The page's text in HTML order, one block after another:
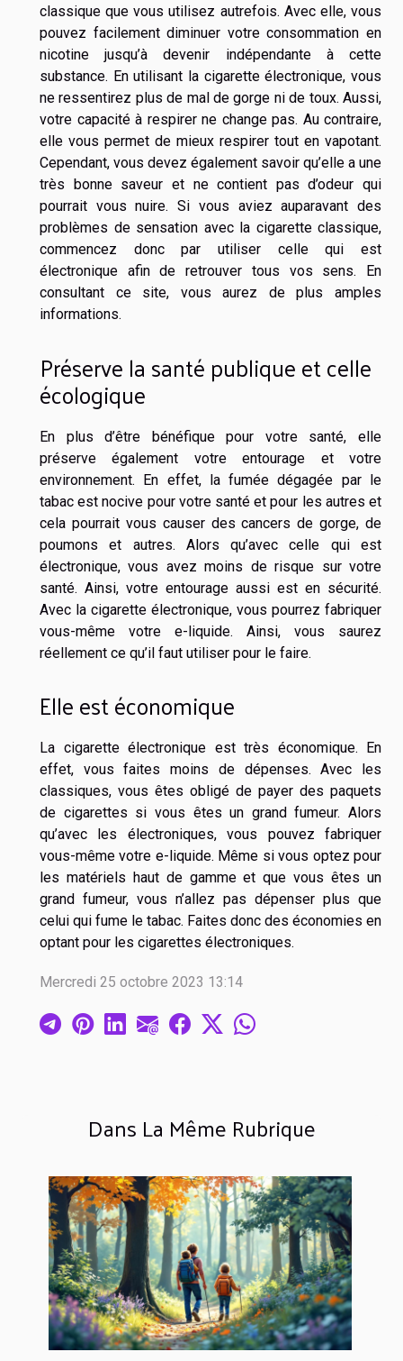
Dans La Même Rubrique
classique que vous utilisez autrefois. Avec elle, vous
pouvez facilement diminuer votre consommation en
nicotine jusqu’à devenir indépendante à cette
substance. En utilisant la cigarette électronique, vous
ne ressentirez plus de mal de gorge ni de toux. Aussi,
votre capacité à respirer ne change pas. Au contraire,
elle vous permet de mieux respirer tout en vapotant.
Cependant, vous devez également savoir qu’elle a une
très bonne saveur et ne contient pas d’odeur qui
pourrait vous nuire. Si vous aviez auparavant des
problèmes de sensation avec la cigarette classique,
commencez donc par utiliser celle qui est
électronique afin de retrouver tous vos sens. En
consultant ce site, vous aurez de plus amples
informations.
Préserve la santé publique et celle
écologique
En plus d’être bénéfique pour votre santé, elle
préserve également votre entourage et votre
environnement. En effet, la fumée dégagée par le
tabac est nocive pour votre santé et pour les autres et
cela pourrait vous causer des cancers de gorge, de
poumons et autres. Alors qu’avec celle qui est
électronique, vous avez moins de risque sur votre
santé. Ainsi, votre entourage aussi est en sécurité.
Avec la cigarette électronique, vous pourrez fabriquer
vous-même votre e-liquide. Ainsi, vous saurez
réellement ce qu’il faut utiliser pour le faire.
Elle est économique
La cigarette électronique est très économique. En
effet, vous faites moins de dépenses. Avec les
classiques, vous êtes obligé de payer des paquets
de cigarettes si vous êtes un grand fumeur. Alors
qu’avec les électroniques, vous pouvez fabriquer
vous-même votre e-liquide. Même si vous optez pour
les matériels haut de gamme et que vous êtes un
grand fumeur, vous n’allez pas dépenser plus que
celui qui fume le tabac. Faites donc des économies en
optant pour les cigarettes électroniques.
Mercredi 25 octobre 2023 13:14